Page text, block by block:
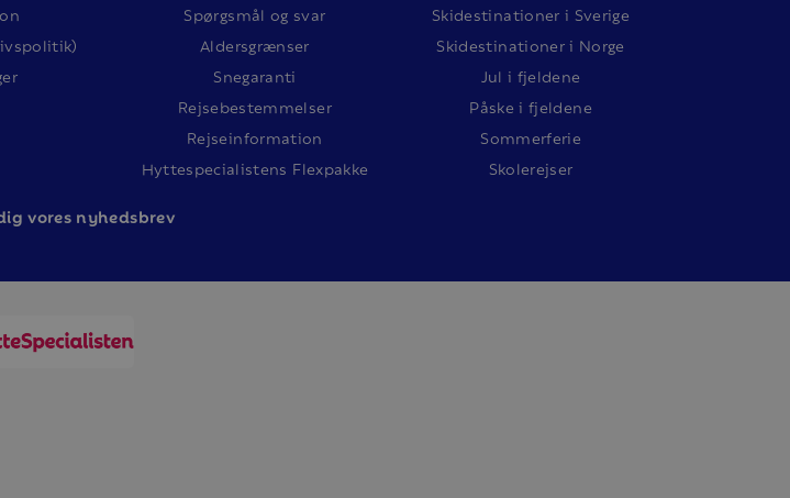
Spørgsmål og svar
Aldersgrænser
Snegaranti
Rejsebestemmelser
Rejseinformation
Hyttespecialistens Flexpakke
Skidestinationer i Sverige
Skidestinationer i Norge
Jul i fjeldene
Påske i fjeldene
Sommerferie
Skolerejser
vores nyhedsbrev